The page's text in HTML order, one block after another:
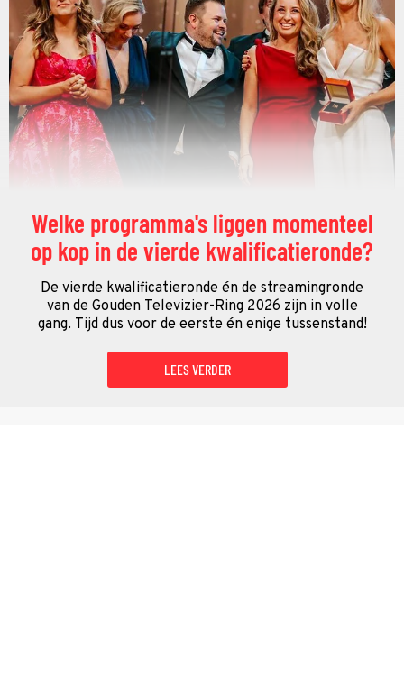
Welke programma's liggen momenteel
op kop in de vierde kwalificatieronde?
De vierde kwalificatieronde én de streamingronde
van de Gouden Televizier-Ring 2026 zijn in volle
gang. Tijd dus voor de eerste én enige tussenstand!
LEES VERDER